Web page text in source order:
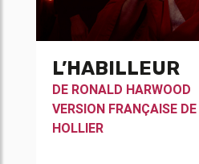
L’HABILLEUR
DE RONALD HARWOOD
VERSION FRANÇAISE DE
HOLLIER